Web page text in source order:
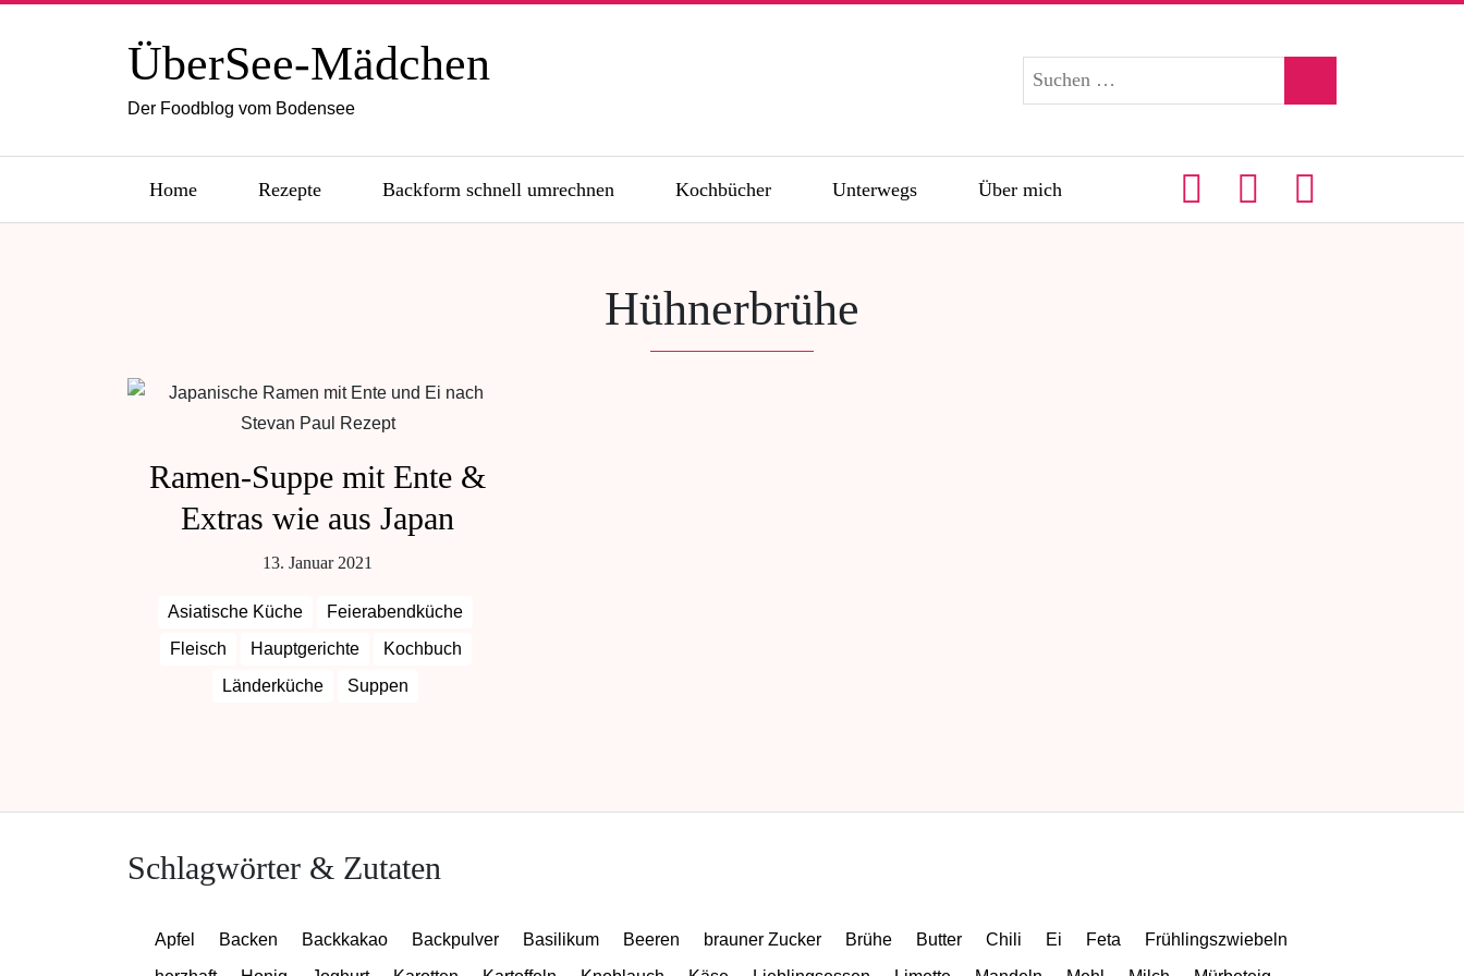
ÜberSee-Mädchen
Der Foodblog vom Bodensee
Home Rezepte Backform schnell umrechnen Kochbücher Unterwegs Über mich
Hühnerbrühe
Ramen-Suppe mit Ente &
Extras wie aus Japan
13. Januar 2021
Asiatische Küche
Feierabendküche
Fleisch
Hauptgerichte
Kochbuch
Länderküche
Suppen
Schlagwörter & Zutaten
Apfel Backen Backkakao Backpulver Basilikum Beeren brauner Zucker Brühe Butter Chili Ei Feta
Frühlingszwiebeln